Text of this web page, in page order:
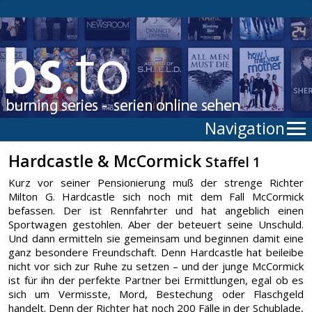
Navigation
Hardcastle & McCormick Staffel 1
Kurz vor seiner Pensionierung muß der strenge Richter
Milton G. Hardcastle sich noch mit dem Fall McCormick
befassen. Der ist Rennfahrter und hat angeblich einen
Sportwagen gestohlen. Aber der beteuert seine Unschuld.
Und dann ermitteln sie gemeinsam und beginnen damit eine
ganz besondere Freundschaft. Denn Hardcastle hat beileibe
nicht vor sich zur Ruhe zu setzen – und der junge McCormick
ist für ihn der perfekte Partner bei Ermittlungen, egal ob es
sich um Vermisste, Mord, Bestechung oder Flaschgeld
handelt. Denn der Richter hat noch 200 Fälle in der Schublade,